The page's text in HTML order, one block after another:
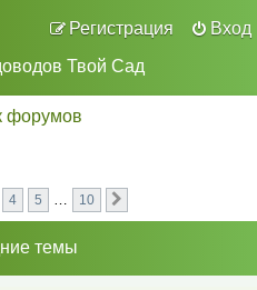
Вход
Регистрация
Твой Сад
форумов
10
4 5 … 10
темы